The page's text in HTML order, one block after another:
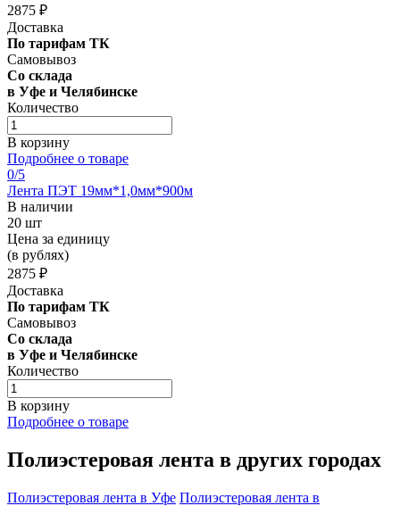
2875 ₽
Доставка
По тарифам ТК
Самовывоз
Со склада
в Уфе и Челябинске
Количество
В корзину
Подробнее о товаре
0/5
Лента ПЭТ 19мм*1,0мм*900м
В наличии
20 шт
Цена за единицу
(в рублях)
2875 ₽
Доставка
По тарифам ТК
Самовывоз
Со склада
в Уфе и Челябинске
Количество
В корзину
Подробнее о товаре
Полиэстеровая лента в других городах
Полиэстеровая лента в Уфе Полиэстеровая лента в